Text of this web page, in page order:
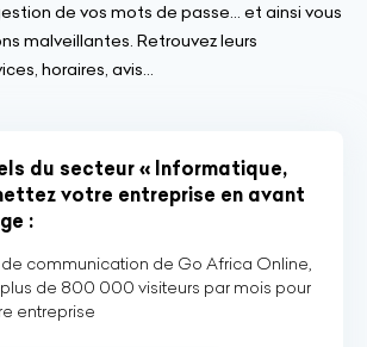
de vos mots de passe... et ainsi vous
malveillantes. Retrouvez leurs
horaires, avis...
du secteur « Informatique,
votre entreprise en avant
:
communication de Go Africa Online,
de 800 000 visiteurs par mois pour
entreprise